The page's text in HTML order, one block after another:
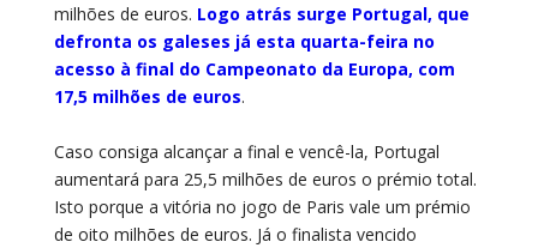
milhões de euros. Logo atrás surge Portugal, que
defronta os galeses já esta quarta-feira no
acesso à final do Campeonato da Europa, com
17,5 milhões de euros.
Caso consiga alcançar a final e vencê-la, Portugal
aumentará para 25,5 milhões de euros o prémio total.
Isto porque a vitória no jogo de Paris vale um prémio
de oito milhões de euros. Já o finalista vencido